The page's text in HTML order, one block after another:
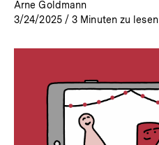
Arne Goldmann
3/24/2025 / 3 Minuten zu lesen